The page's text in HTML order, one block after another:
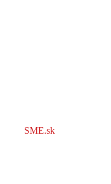
SME.sk